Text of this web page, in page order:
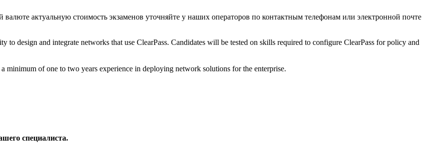
актуальную стоимость экзаменов уточняйте у наших операторов по контактным телефонам или электронной почте
to design and integrate networks that use ClearPass. Candidates will be tested on skills required to configure ClearPass for policy and
of one to two years experience in deploying network solutions for the enterprise.
специалиста.